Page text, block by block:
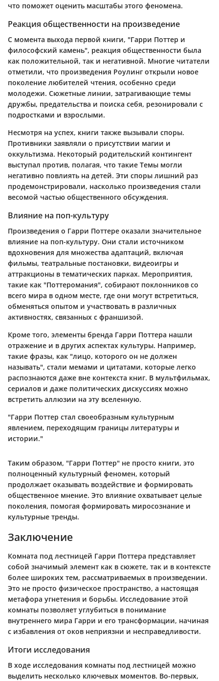
что поможет оценить масштабы этого феномена.
Реакция общественности на произведение
С момента выхода первой книги, "Гарри Поттер и
философский камень", реакция общественности была
как положительной, так и негативной. Многие читатели
отметили, что произведения Роулинг открыли новое
поколение любителей чтения, особенно среди
молодежи. Сюжетные линии, затрагивающие темы
дружбы, предательства и поиска себя, резонировали с
подростками и взрослыми.
Несмотря на успех, книги также вызывали споры.
Противники заявляли о присутствии магии и
оккультизма. Некоторый родительский контингент
выступал против, полагая, что такие Темы могли
негативно повлиять на детей. Эти споры лишний раз
продемонстрировали, насколько произведения стали
весомой частью общественного обсуждения.
Влияние на поп-культуру
Произведения о Гарри Поттере оказали значительное
влияние на поп-культуру. Они стали источником
вдохновения для множества адаптаций, включая
фильмы, театральные постановки, видеоигры и
аттракционы в тематических парках. Мероприятия,
такие как "Поттеромания", собирают поклонников со
всего мира в одном месте, где они могут встретиться,
обменяться опытом и участвовать в различных
активностях, связанных с франшизой.
Кроме того, элементы бренда Гарри Поттера нашли
отражение и в других аспектах культуры. Например,
такие фразы, как "лицо, которого он не должен
называть", стали мемами и цитатами, которые легко
распознаются даже вне контекста книг. В мультфильмах,
сериалов и даже политических дискуссиях можно
встретить аллюзии на эту вселенную.
"Гарри Поттер стал своеобразным культурным
явлением, переходящим границы литературы и
истории."
Таким образом, "Гарри Поттер" не просто книги, это
полноценный культурный феномен, который
продолжает оказывать воздействие и формировать
общественное мнение. Это влияние охватывает целые
поколения, помогая формировать миросознание и
культурные тренды.
Заключение
Комната под лестницей Гарри Поттера представляет
собой значимый элемент как в сюжете, так и в контексте
более широких тем, рассматриваемых в произведении.
Это не просто физическое пространство, а настоящая
метафора угнетения и борьбы. Исследование этой
комнаты позволяет углубиться в понимание
внутреннего мира Гарри и его трансформации, начиная
с избавления от оков неприязни и несправедливости.
Итоги исследования
В ходе исследования комнаты под лестницей можно
выделить несколько ключевых моментов. Во-первых,